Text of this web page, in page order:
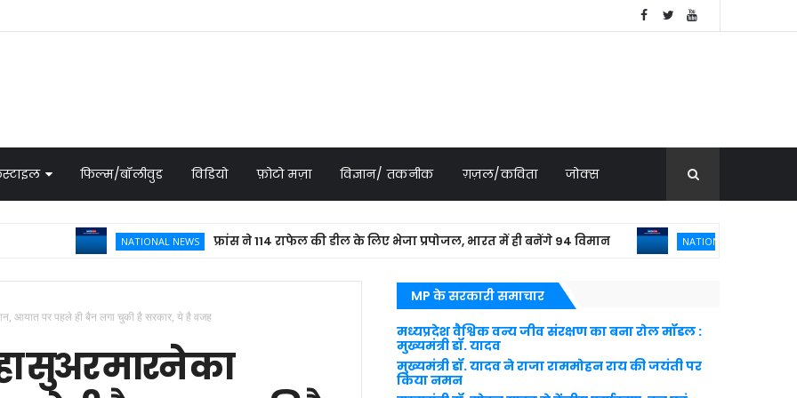
फिल्म/बॉलीवुड विडियो फ़ोटो मज़ा विज्ञान/ तकनीक ग़ज़ल/कविता जोक्स
NATIONAL NEWS फ्रांस ने 114 राफेल की डील के लिए भेजा प्रपोजल, भारत में ही बनेंगे 94 विमान NATIONAL NEWS
आयात पर पहले ही बैन लगा चुकी है सरकार, ये है वजह
सुअर मारने का
MP के सरकारी समाचार
मध्यप्रदेश वैश्विक वन्य जीव संरक्षण का बना रोल मॉडल :
मुख्यमंत्री डॉ. यादव
मुख्यमंत्री डॉ. यादव ने राजा राममोहन राय की जयंती पर
किया नमन